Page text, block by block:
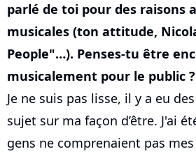
parlé de toi pour des raisons
musicales (ton attitude,
People"…). Penses-tu être
musicalement pour le public ?
Je ne suis pas lisse, il y a eu
sujet sur ma façon d’être. J'ai
gens ne comprenaient pas